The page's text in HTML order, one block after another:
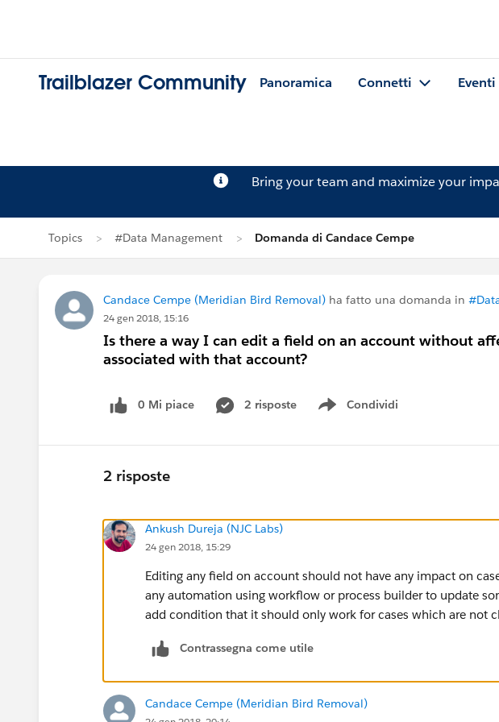
Trailblazer Community Panoramica Connetti Eventi
Bring your team and maximize your
Topics #Data Management Domanda di Candace Cempe
Candace Cempe (Meridian Bird Removal) ha fatto una domanda in
24 gen 2018, 15:16
Is there a way I can edit a field on an account without
associated with that account?
0 Mi piace 2 risposte Condividi
Show menu
2 risposte
Ankush Dureja (NJC Labs)
24 gen 2018, 15:29
Editing any field on account should not have any impact on
any automation using workflow or process builder to update
add condition that it should only work for cases which are not
Contrassegna come utile
Candace Cempe (Meridian Bird Removal)